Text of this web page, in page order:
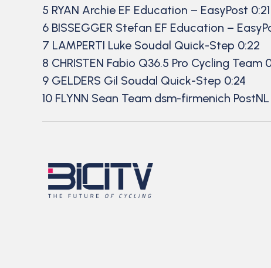
5 RYAN Archie EF Education – EasyPost 0:21
6 BISSEGGER Stefan EF Education –
7 LAMPERTI Luke Soudal Quick-Step 0:22
8 CHRISTEN Fabio Q36.5 Pro Cycling Team
9 GELDERS Gil Soudal Quick-Step 0:24
10 FLYNN Sean Team dsm-firmenich